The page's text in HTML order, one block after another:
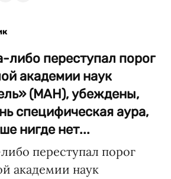
либо переступал порог
академии наук
(МАН), убеждены,
специфическая аура,
нигде нет...
переступал порог
академии наук